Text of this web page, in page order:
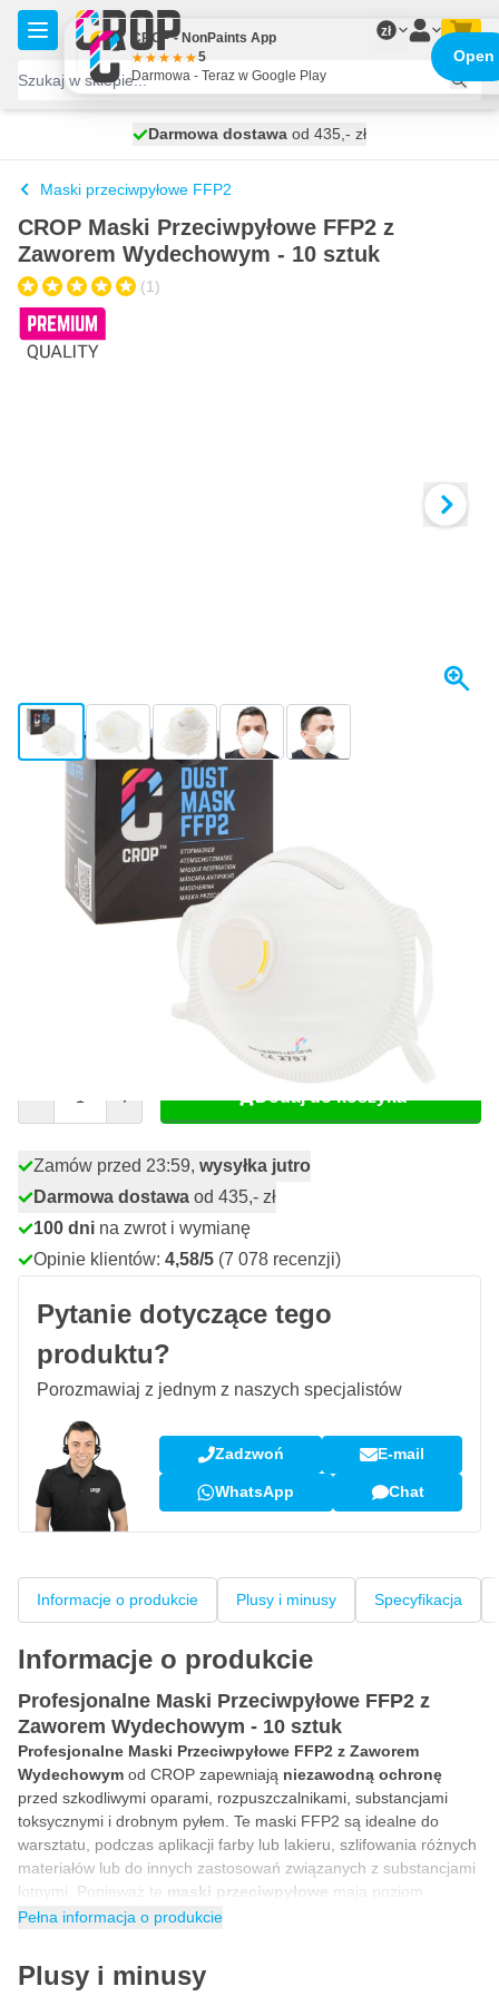
Przejdź do treści
zł
wysyłka jutro
Darmowa dostawa od 435,- zł
100 dni
Maski przeciwpyłowe FFP2
CROP Maski Przeciwpyłowe FFP2 z
Zaworem Wydechowym - 10 sztuk
(1)
View larger imageView larger imageView larger imageView larger imageView larger image
W magazynie
Wybierz ilość
1 sztuka
ZAOSZCZĘDŹ 10%
Dodaj do koszyka
Zamów przed 23:59, wysyłka jutro
Darmowa dostawa od 435,- zł
100 dni na zwrot i wymianę
Opinie klientów: 4,58/5 (7 078 recenzji)
Pytanie dotyczące tego
produktu?
Porozmawiaj z jednym z naszych specjalistów
Zadzwoń E-mail
WhatsApp Chat
Informacje o produkcie Plusy i minusy Specyfikacja
Informacje o produkcie
Profesjonalne Maski Przeciwpyłowe FFP2 z
Zaworem Wydechowym - 10 sztuk
Profesjonalne Maski Przeciwpyłowe FFP2 z Zaworem
Wydechowym od CROP zapewniają niezawodną ochronę
przed szkodliwymi oparami, rozpuszczalnikami, substancjami
toksycznymi i drobnym pyłem. Te maski FFP2 są idealne do
warsztatu, podczas aplikacji farby lub lakieru, szlifowania różnych
materiałów lub do innych zastosowań związanych z substancjami
lotnymi. Ponieważ te maski przeciwpyłowe mają poziom
ochronyFFP2, masz pewność wysokiej skuteczności filtracji.
zaworowi wydechowemu
Pełna informacja o produkcie
Plusy i minusy
CROP - NonPaints App
5
Darmowa - Teraz w Google Play
Open